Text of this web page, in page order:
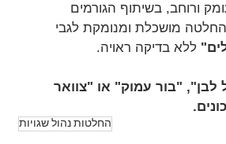
ורוחב, בשיתוף הגורמים
מושכלת ומנומקת לגבי
ללא בדיקה ראויה.
"בור עמוק" או "צוואר
החלטות נהול שגויות